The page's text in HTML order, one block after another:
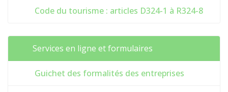
Code du tourisme : articles D324-1 à R324-8
Services en ligne et formulaires
Guichet des formalités des entreprises